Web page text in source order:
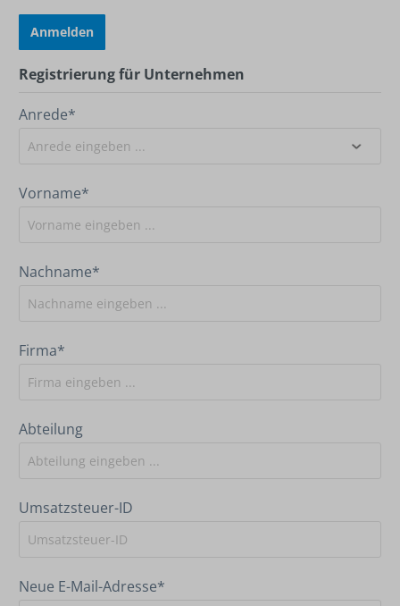
Anmelden
Registrierung für Unternehmen
Anrede*
Vorname*
Nachname*
Firma*
Abteilung
Umsatzsteuer-ID
Neue E-Mail-Adresse*